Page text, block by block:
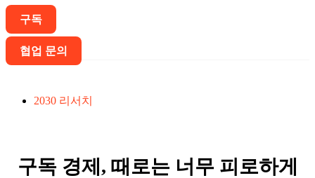
구독
협업 문의
2030 리서치
구독 경제, 때로는 너무 피로하게